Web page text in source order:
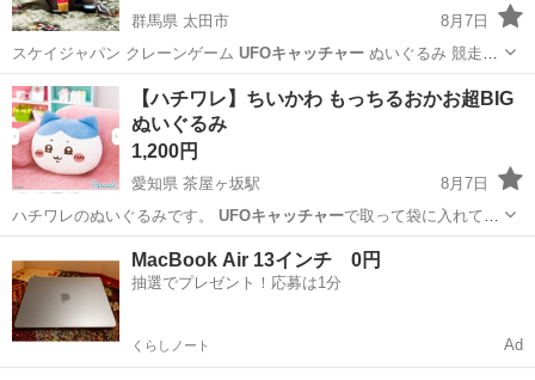
群馬県 太田市
8月7日
スケイジャパン クレーンゲーム UFOキャッチャーぬいぐるみ 競走馬
競馬
群馬 太田市
【ハチワレ】ちいかわ もっちるおかお超BIG
ぬいぐるみ
1,200円
愛知県 茶屋ヶ坂駅
8月7日
ハチワレのぬいぐるみです。 UFOキャッチャーで取って袋に入れて保
存しています…名古屋市 茶屋ヶ坂駅 おもちゃ ハチワレ
MacBook Air 13インチ 0円
抽選でプレゼント！応募は1分
くらしノート Ad